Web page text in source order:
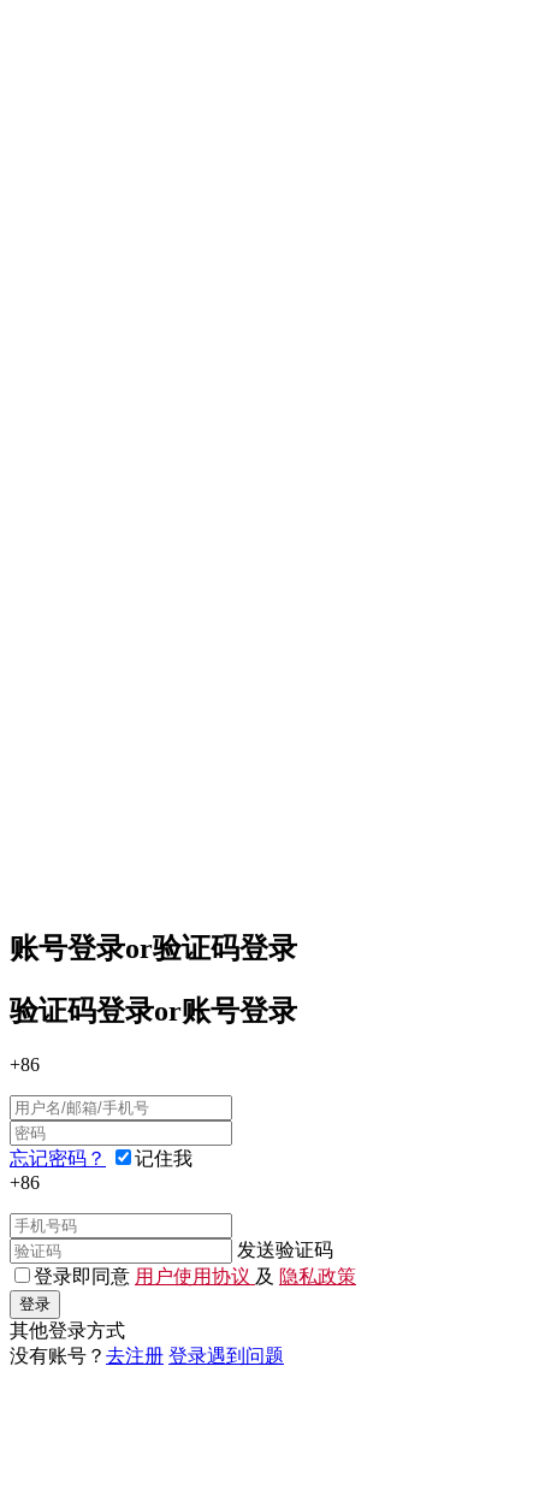
账号登录or验证码登录
验证码登录or账号登录
+86
忘记密码？
记住我
+86
发送验证码
登录即同意 用户使用协议 及 隐私政策
登录
其他登录方式
没有账号？ 去注册 登录遇到问题